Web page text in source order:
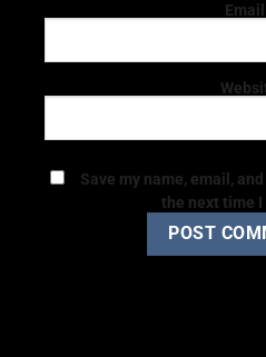
Email
Save my name, email,
the next time